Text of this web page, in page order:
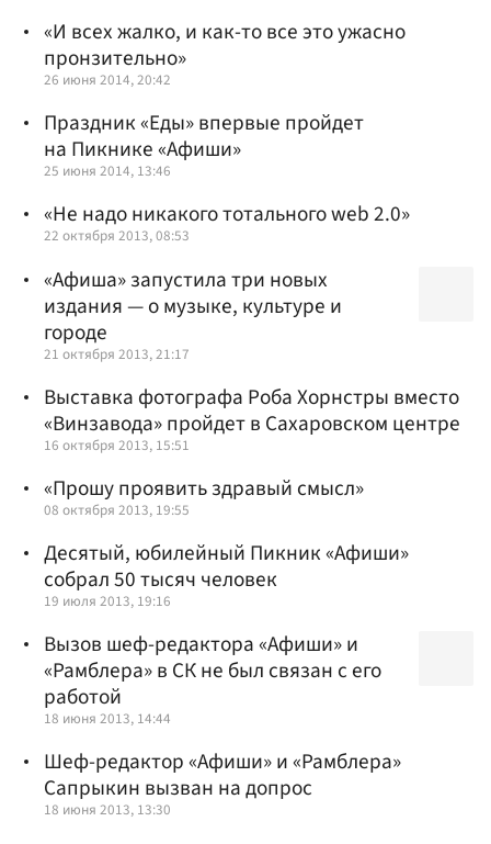
«И всех жалко, и как-то все это ужасно
пронзительно»
26 июня 2014, 20:42
Праздник «Еды» впервые пройдет
на Пикнике «Афиши»
25 июня 2014, 13:46
«Не надо никакого тотального web 2.0»
22 октября 2013, 08:53
«Афиша» запустила три новых
издания — о музыке, культуре и
городе
21 октября 2013, 21:17
Выставка фотографа Роба Хорнстры вместо
«Винзавода» пройдет в Сахаровском центре
16 октября 2013, 15:51
«Прошу проявить здравый смысл»
08 октября 2013, 19:55
Десятый, юбилейный Пикник «Афиши»
собрал 50 тысяч человек
19 июля 2013, 19:16
Вызов шеф-редактора «Афиши» и
«Рамблера» в СК не был связан с его
работой
18 июня 2013, 14:44
Шеф-редактор «Афиши» и «Рамблера»
Сапрыкин вызван на допрос
18 июня 2013, 13:30